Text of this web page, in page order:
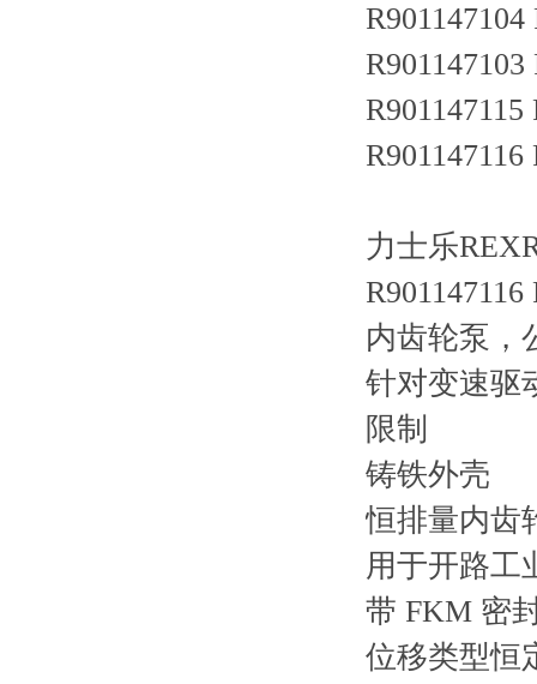
力士乐
内齿轮泵，
针对变速驱
限制
铸铁外壳
恒排量内齿
用于开路工
带 FKM 密
位移类型恒